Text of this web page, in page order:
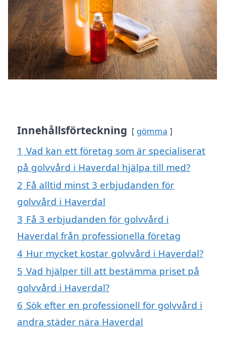
Innehållsförteckning gömma
1 Vad kan ett företag som är specialiserat
på golvvård i Haverdal hjälpa till med?
2 Få alltid minst 3 erbjudanden för
golvvård i Haverdal
3 Få 3 erbjudanden för golvvård i
Haverdal från professionella företag
4 Hur mycket kostar golvvård i Haverdal?
5 Vad hjälper till att bestämma priset på
golvvård i Haverdal?
6 Sök efter en professionell för golvvård i
andra städer nära Haverdal